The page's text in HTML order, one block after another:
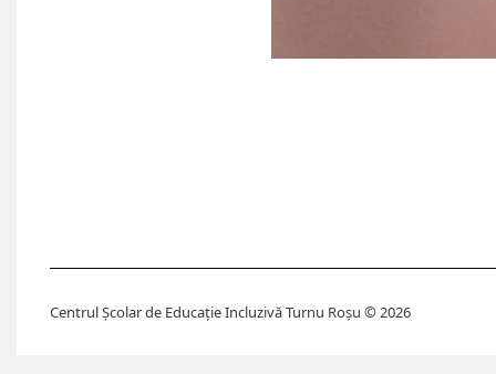
Centrul Școlar de Educație Incluzivă Turnu Roșu © 2026